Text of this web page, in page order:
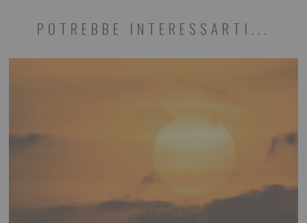
POTREBBE INTERESSARTI...